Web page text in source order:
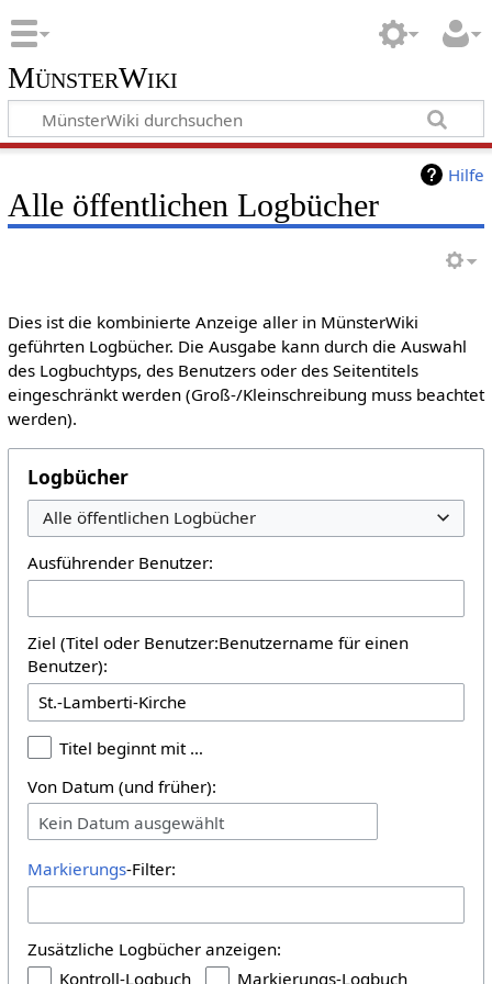
MünsterWiki
Hilfe
Alle öffentlichen Logbücher
Dies ist die kombinierte Anzeige aller in MünsterWiki
geführten Logbücher. Die Ausgabe kann durch die Auswahl
des Logbuchtyps, des Benutzers oder des Seitentitels
eingeschränkt werden (Groß-/Kleinschreibung muss beachtet
werden).
Logbücher
Alle öffentlichen Logbücher
Ausführender Benutzer:
Ziel (Titel oder Benutzer:Benutzername für einen
Benutzer):
Titel beginnt mit …
Von Datum (und früher):
Kein Datum ausgewählt
Markierungs-Filter:
Zusätzliche Logbücher anzeigen:
Kontroll-Logbuch
Markierungs-Logbuch